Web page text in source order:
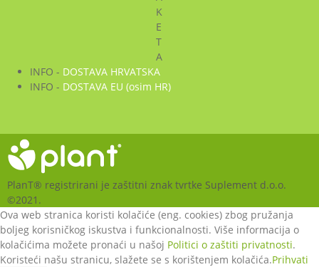
K
E
T
A
INFO - DOSTAVA HRVATSKA
INFO - DOSTAVA EU (osim HR)
PlanT® registrirani je zaštitni znak tvrtke Suplement d.o.o.
©2021.
Ova web stranica koristi kolačiće (eng. cookies) zbog pružanja
boljeg korisničkog iskustva i funkcionalnosti. Više informacija o
kolačićima možete pronaći u našoj Politici o zaštiti privatnosti.
Koristeći našu stranicu, slažete se s korištenjem kolačića.Prihvati